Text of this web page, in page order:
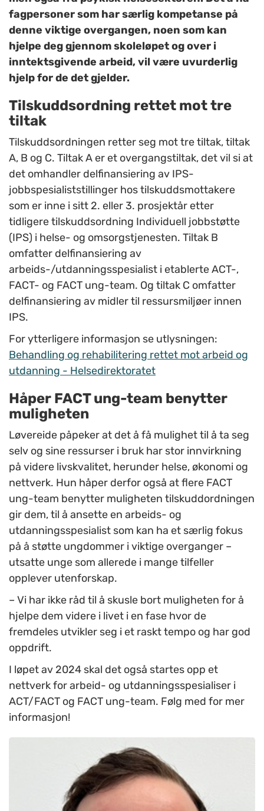
fagpersoner som har særlig kompetanse på
denne viktige overgangen, noen som kan
hjelpe deg gjennom skoleløpet og over i
inntektsgivende arbeid, vil være uvurderlig
hjelp for de det gjelder.
Tilskuddsordning rettet mot tre
tiltak
Tilskuddsordningen retter seg mot tre tiltak, tiltak
A, B og C. Tiltak A er et overgangstiltak, det vil si at
det omhandler delfinansiering av IPS-
jobbspesialiststillinger hos tilskuddsmottakere
som er inne i sitt 2. eller 3. prosjektår etter
tidligere tilskuddsordning Individuell jobbstøtte
(IPS) i helse- og omsorgstjenesten. Tiltak B
omfatter delfinansiering av
arbeids-/utdanningsspesialist i etablerte ACT-,
FACT- og FACT ung-team. Og tiltak C omfatter
delfinansiering av midler til ressursmiljøer innen
IPS.
For ytterligere informasjon se utlysningen:
Behandling og rehabilitering rettet mot arbeid og
utdanning - Helsedirektoratet
Håper FACT ung-team benytter
muligheten
Løvereide påpeker at det å få mulighet til å ta seg
selv og sine ressurser i bruk har stor innvirkning
på videre livskvalitet, herunder helse, økonomi og
nettverk. Hun håper derfor også at flere FACT
ung-team benytter muligheten tilskuddordningen
gir dem, til å ansette en arbeids- og
utdanningsspesialist som kan ha et særlig fokus
på å støtte ungdommer i viktige overganger –
utsatte unge som allerede i mange tilfeller
opplever utenforskap.
– Vi har ikke råd til å skusle bort muligheten for å
hjelpe dem videre i livet i en fase hvor de
fremdeles utvikler seg i et raskt tempo og har god
oppdrift.
I løpet av 2024 skal det også startes opp et
nettverk for arbeid- og utdanningsspesialiser i
ACT/FACT og FACT ung-team. Følg med for mer
informasjon!